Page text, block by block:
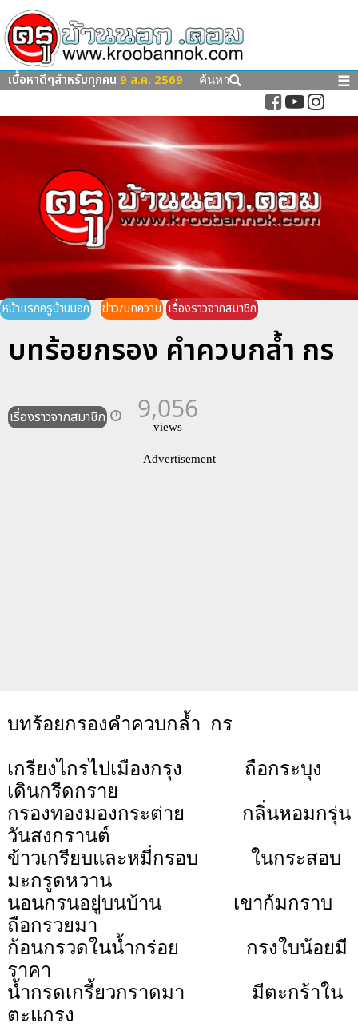
เนื้อหาดีๆสำหรับทุกคน 9 ส.ค. 2569 ค้นหา ☰
หน้าแรกครูบ้านนอก ข่าว/บทความ เรื่องราวจากสมาชิก
บทร้อยกรอง คำควบกล้ำ กร
เรื่องราวจากสมาชิก 9,056
views
Advertisement
บทร้อยกรองคำควบกล้ำ กร
เกรียงไกรไปเมืองกรุง
ถือกระบุง
เดินกรีดกราย
กรองทองมองกระต่าย
กลิ่นหอมกรุ่น
วันสงกรานต์
ข้าวเกรียบและหมี่กรอบ
ในกระสอบ
มะกรูดหวาน
นอนกรนอยู่บนบ้าน
เขาก้มกราบ
ถือกรวยมา
ก้อนกรวดในน้ำกร่อย
กรงใบน้อยมี
ราคา
น้ำกรดเกรี้ยวกราดมา
มีตะกร้าใน
ตะแกรง